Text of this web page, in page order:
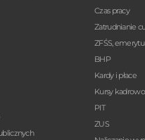
Czas pracy
Zatrudnianie
ZFŚS,
BHP
Kardy i płace
Kursy
PIT
ZUS